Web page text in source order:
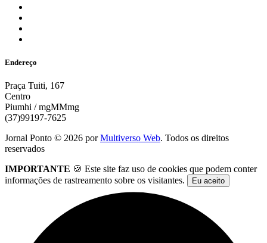
Endereço
Praça Tuiti, 167
Centro
Piumhi / mgMMmg
(37)99197-7625
Jornal Ponto © 2026 porMultiverso Web. Todos os direitos
reservados
IMPORTANTE 🍪 Este site faz uso de cookies que podem conter
informações de rastreamento sobre os visitantes.
Eu aceito